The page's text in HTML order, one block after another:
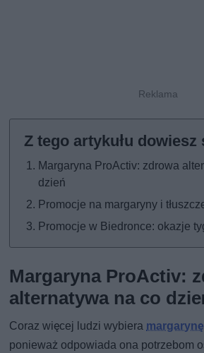
Margaryna ProActiv: zdrowa
dzień
Promocje na margaryny i
Promocje w Biedronce: okazje
Margaryna ProActiv:
alternatywa na co
Coraz więcej ludzi wybiera
ponieważ odpowiada ona potrzebom